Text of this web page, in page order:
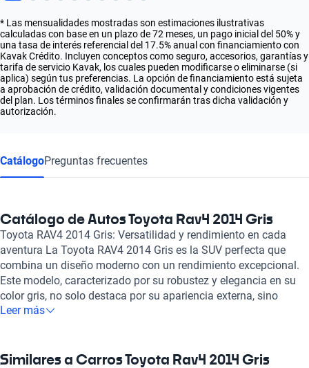
* Las mensualidades mostradas son estimaciones ilustrativas
calculadas con base en un plazo de 72 meses, un pago inicial del 50% y
una tasa de interés referencial del 17.5% anual con financiamiento con
Kavak Crédito. Incluyen conceptos como seguro, accesorios, garantías y
tarifa de servicio Kavak, los cuales pueden modificarse o eliminarse (si
aplica) según tus preferencias. La opción de financiamiento está sujeta
a aprobación de crédito, validación documental y condiciones vigentes
del plan. Los términos finales se confirmarán tras dicha validación y
autorización.
CatálogoPreguntas frecuentes
Catálogo de Autos Toyota Rav4 2014 Gris
Toyota RAV4 2014 Gris: Versatilidad y rendimiento en cada
aventura La Toyota RAV4 2014 Gris es la SUV perfecta que
combina un diseño moderno con un rendimiento excepcional.
Este modelo, caracterizado por su robustez y elegancia en su
color gris, no solo destaca por su apariencia externa, sino
también por su impecable desempeño. Equipado con un motor
sea en ciudad o en carretera. El interior de la RAV4 se presenta
Leer más
Similares a Carros Toyota Rav4 2014 Gris